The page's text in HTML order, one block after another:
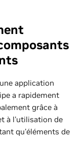
application
a rapidement
grâce à
à l'utilisation de
qu'éléments de